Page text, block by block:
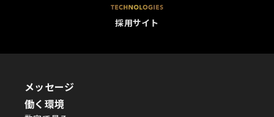
採用サイト
メッセージ
働く環境